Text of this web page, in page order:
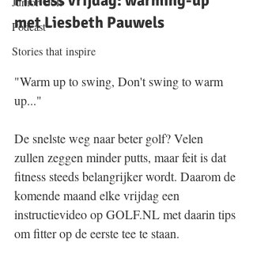
Podcast
Stories that inspire
met Liesbeth Pauwels
"Warm up to swing, Don't swing to warm
up..."
De snelste weg naar beter golf? Velen
zullen zeggen minder putts, maar feit is dat
fitness steeds belangrijker wordt. Daarom de
komende maand elke vrijdag een
instructievideo op GOLF.NL met daarin tips
om fitter op de eerste tee te staan.